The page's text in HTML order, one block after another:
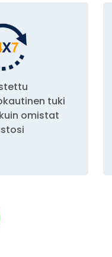
tuki
omistat